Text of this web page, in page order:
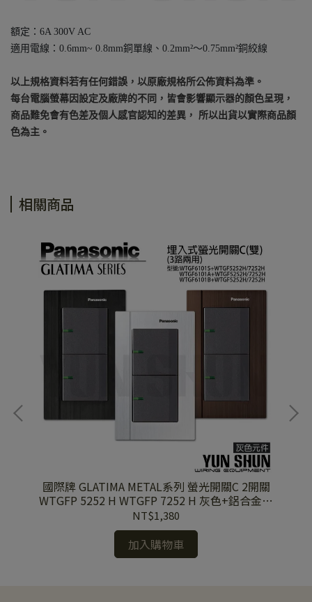
額定：6A 300V AC
適用電線：0.6mm~ 0.8mm銅單線、0.2mm²～0.75mm²銅絞線
以上規格資料若有任何錯誤，以原廠規格所公佈資料為準。
每台電腦螢幕因設定及廠牌的不同，皆會影響顯示器的顏色呈現，
商品難免會有色差及個人感官認知的差異， 所以出貨以實際商品顏
色為主。
相關商品
國際牌 GLATIMA METAL系列 螢光開關C 2開關
WTGFP 5252 H WTGFP 7252 H 灰色+鋁合金蓋
板
NT$1,380
加入購物車